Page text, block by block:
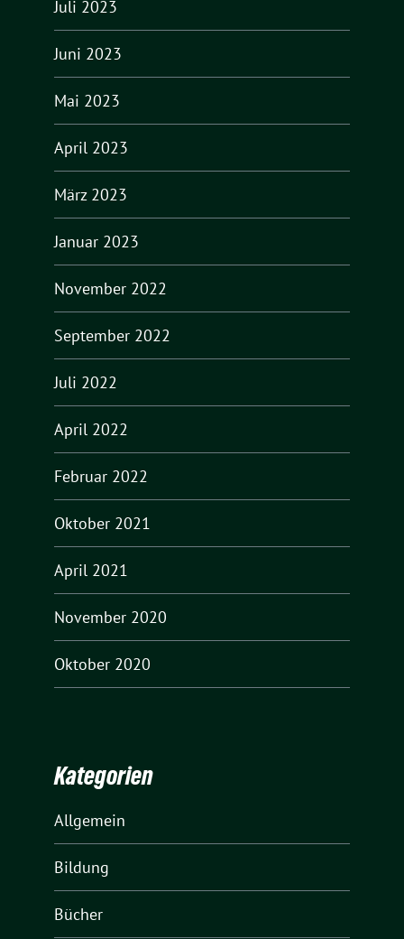
Juli 2023
Juni 2023
Mai 2023
April 2023
März 2023
Januar 2023
November 2022
September 2022
Juli 2022
April 2022
Februar 2022
Oktober 2021
April 2021
November 2020
Oktober 2020
Kategorien
Allgemein
Bildung
Bücher